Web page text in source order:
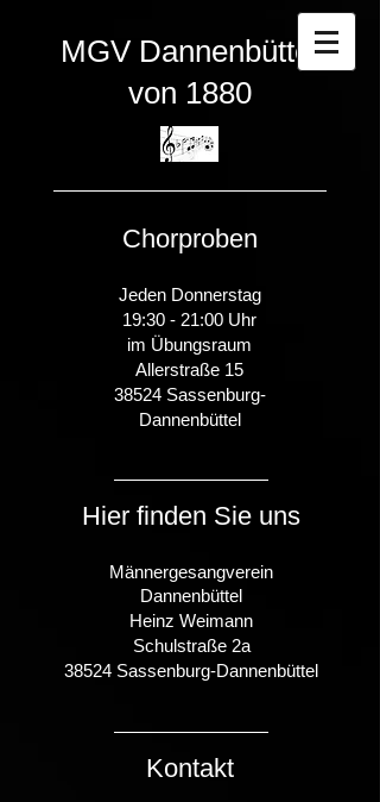
MGV Dannenbüttel
von 1880
Chorproben
Jeden Donnerstag
19:30 - 21:00 Uhr
im Übungsraum
Allerstraße 15
38524 Sassenburg-
Dannenbüttel
Hier finden Sie uns
Männergesangverein
Dannenbüttel
Heinz Weimann
Schulstraße 2a
38524 Sassenburg-Dannenbüttel
Kontakt